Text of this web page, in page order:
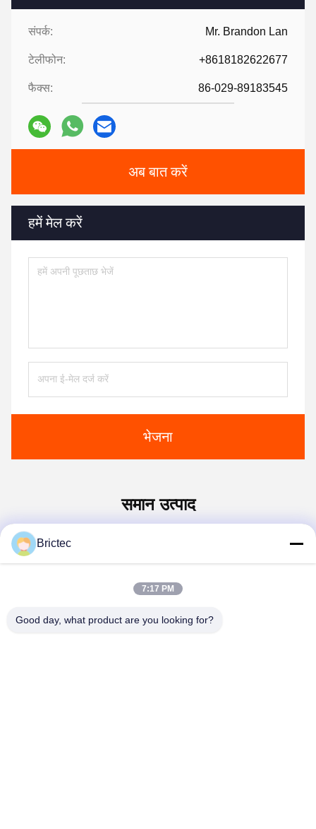
संपर्क: Mr. Brandon Lan
टेलीफोन: +8618182622677
फैक्स: 86-029-89183545
अब बात करें
हमें मेल करें
भेजना
समान उत्पाद
Brictec
7:17 PM
Good day, what product are you looking for?